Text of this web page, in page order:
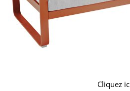
Tabourets
Bancs & Chaises longues
Poufs poires
Cliquez